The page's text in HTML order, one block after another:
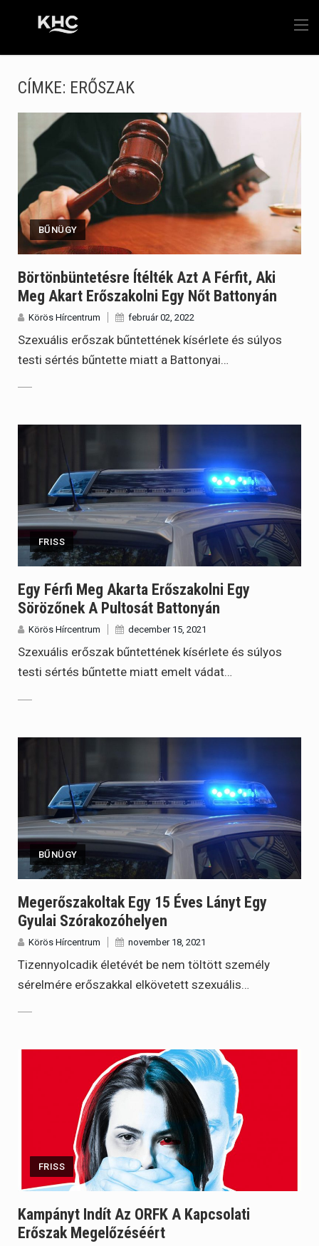
CÍMKE: ERŐSZAK
BŰNÜGY
Börtönbüntetésre Ítélték Azt A Férfit, Aki
Meg Akart Erőszakolni Egy Nőt Battonyán
Körös Hírcentrum február 02, 2022
Szexuális erőszak bűntettének kísérlete és súlyos
testi sértés bűntette miatt a Battonyai…
FRISS
Egy Férfi Meg Akarta Erőszakolni Egy
Sörözőnek A Pultosát Battonyán
Körös Hírcentrum december 15, 2021
Szexuális erőszak bűntettének kísérlete és súlyos
testi sértés bűntette miatt emelt vádat…
BŰNÜGY
Megerőszakoltak Egy 15 Éves Lányt Egy
Gyulai Szórakozóhelyen
Körös Hírcentrum november 18, 2021
Tizennyolcadik életévét be nem töltött személy
sérelmére erőszakkal elkövetett szexuális…
FRISS
Kampányt Indít Az ORFK A Kapcsolati
Erőszak Megelőzéséért